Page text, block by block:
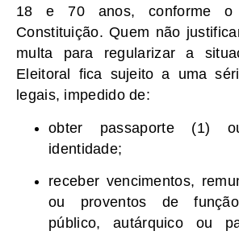
18 e 70 anos, conforme
Constituição. Quem não
multa para regularizar a
Eleitoral fica sujeito a uma
legais, impedido de:
obter passaporte (1)
identidade;
receber vencimentos,
ou proventos de
público, autárquico ou